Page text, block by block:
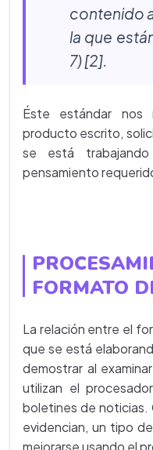
contenido
la que
7) [2].
Éste estándar nos
producto escrito,
se está
pensamiento
FORMATO
La relación entre el
que se está
demostrar al
utilizan el
boletines de noticias.
evidencian, un tipo
mejorarse usando el